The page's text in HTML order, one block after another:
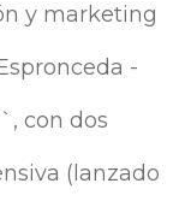
y marketing
-
con dos
(lanzado